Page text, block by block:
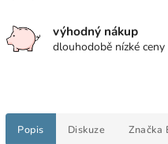
výhodný nákup
dlouhodobě nízké
Popis Diskuze Značka